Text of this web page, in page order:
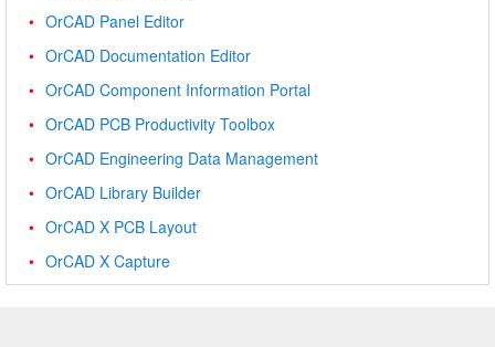
OrCAD Panel Editor
OrCAD Documentation Editor
OrCAD Component Information Portal
OrCAD PCB Productivity Toolbox
OrCAD Engineering Data Management
OrCAD Library Builder
OrCAD X PCB Layout
OrCAD X Capture